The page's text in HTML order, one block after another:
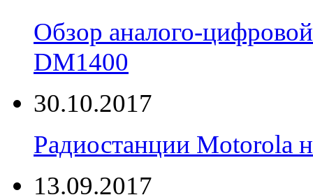
Обзор аналого-
DM1400
30.10.2017
Радиостанции Motorola
13.09.2017